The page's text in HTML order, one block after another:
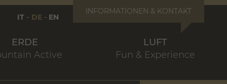
ERDE
Active
LUFT
Fun & Experience
IT DE EN
INFORMATIONEN & KONTAKT